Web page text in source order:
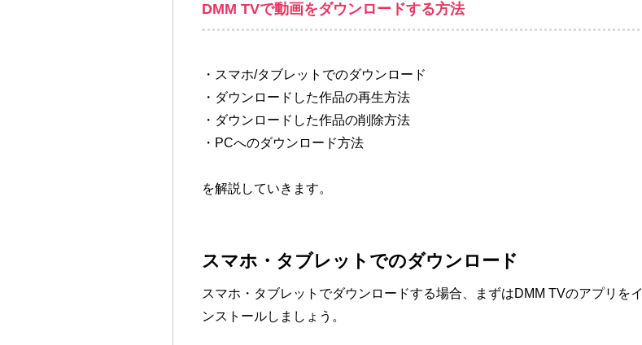
DMM TVで動画をダウンロードする方法
・スマホ/タブレットでのダウンロード
・ダウンロードした作品の再生方法
・ダウンロードした作品の削除方法
・PCへのダウンロード方法
を解説していきます。
スマホ・タブレットでのダウンロード
スマホ・タブレットでダウンロードする場合、まずはDMM TVのアプリをイ
ンストールしましょう。